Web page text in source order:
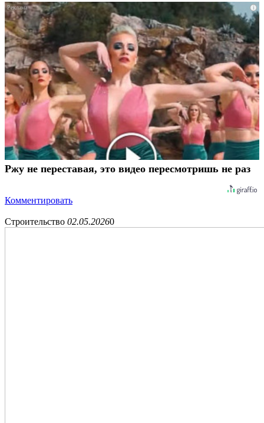
i
Ржу не переставая, это видео пересмотришь не раз
Комментировать
Строительство 02.05.20260